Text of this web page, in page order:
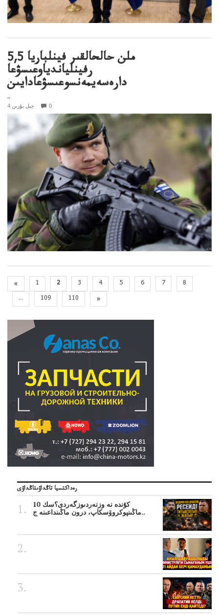
5,5 ملن حالحالقىر فينلباريا
رفينلياندياوعىسۋعا
دارەسەيمەنسوعىسۋعادايىن
..
4 جىل بۇرىن 0
« 1 2 3 4 5 6 7
8
...
109 110 »
رەداكتسيا تاڭداۋىتاڭداۋى
10 كۇندە نە وزنەردىوزگەردى؟سك
ماڭىنپوكروۆسكاپ، درون ماڭىنداعىنە ج..